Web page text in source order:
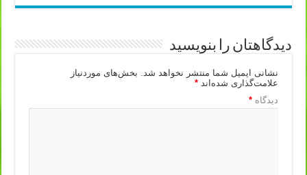
دیدگاهتان را بنویسید
نشانی ایمیل شما منتشر نخواهد شد. بخش‌های موردنیاز
علامت‌گذاری شده‌اند*
دیدگاه*